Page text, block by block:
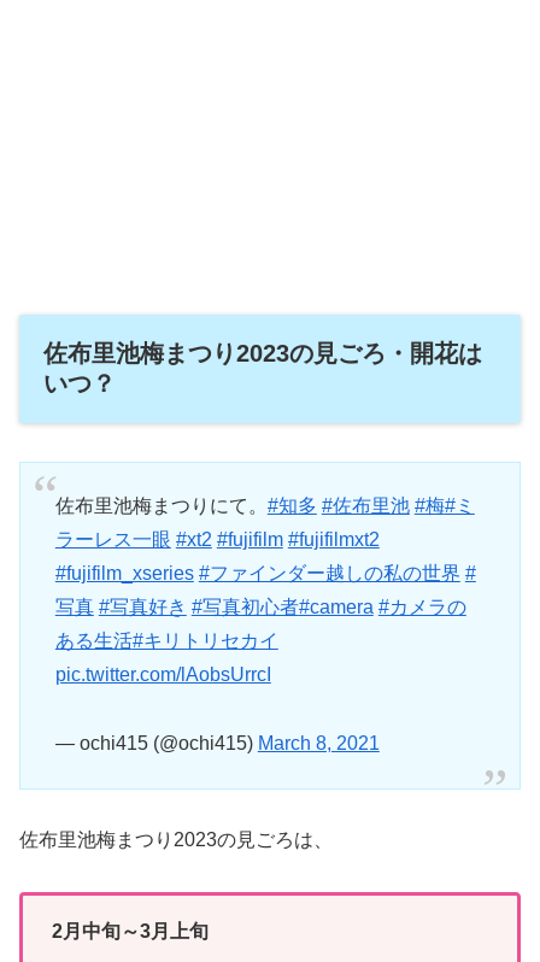
佐布里池梅まつり2023の見ごろ・開花は
いつ？
佐布里池梅まつりにて。 #知多 #佐布里池 #梅#ミ
ラーレス一眼 #xt2 #fujifilm #fujifilmxt2
#fujifilm_xseries #ファインダー越しの私の世界 #
写真 #写真好き #写真初心者#camera #カメラの
ある生活#キリトリセカイ
pic.twitter.com/lAobsUrrcI
— ochi415 (@ochi415) March 8, 2021
佐布里池梅まつり2023の見ごろは、
2月中旬～3月上旬